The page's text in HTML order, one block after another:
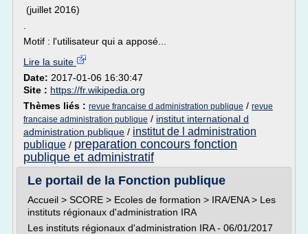
(juillet 2016)
Motif : l'utilisateur qui a apposé...
Lire la suite
Date: 2017-01-06 16:30:47
Site : https://fr.wikipedia.org
Thèmes liés : revue francaise d administration publique / revue
francaise administration publique / institut international d
administration publique / institut de l administration
publique / preparation concours fonction
publique et administratif
Le portail de la Fonction publique
Accueil > SCORE > Ecoles de formation > IRA/ENA > Les
instituts régionaux d'administration IRA
Les instituts régionaux d'administration IRA - 06/01/2017